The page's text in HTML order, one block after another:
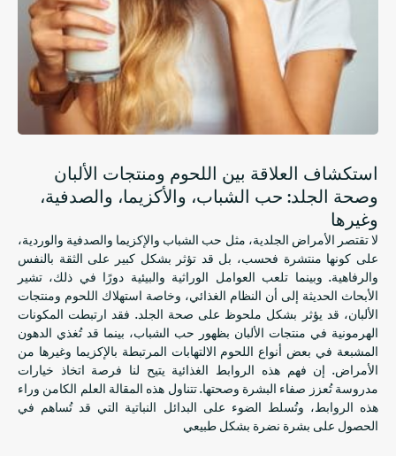
استكشاف العلاقة بين اللحوم ومنتجات الألبان
وصحة الجلد: حب الشباب، والأكزيما، والصدفية،
وغيرها
لا تقتصر الأمراض الجلدية، مثل حب الشباب والإكزيما والصدفية والوردية،
على كونها منتشرة فحسب، بل قد تؤثر بشكل كبير على الثقة بالنفس
والرفاهية. وبينما تلعب العوامل الوراثية والبيئية دورًا في ذلك، تشير
الأبحاث الحديثة إلى أن النظام الغذائي، وخاصة استهلاك اللحوم ومنتجات
الألبان، قد يؤثر بشكل ملحوظ على صحة الجلد. فقد ارتبطت المكونات
الهرمونية في منتجات الألبان بظهور حب الشباب، بينما قد تُغذي الدهون
المشبعة في بعض أنواع اللحوم الالتهابات المرتبطة بالإكزيما وغيرها من
الأمراض. إن فهم هذه الروابط الغذائية يتيح لنا فرصة اتخاذ خيارات
مدروسة تُعزز صفاء البشرة وصحتها. تتناول هذه المقالة العلم الكامن وراء
هذه الروابط، وتُسلط الضوء على البدائل النباتية التي قد تُساهم في
الحصول على بشرة نضرة بشكل طبيعي